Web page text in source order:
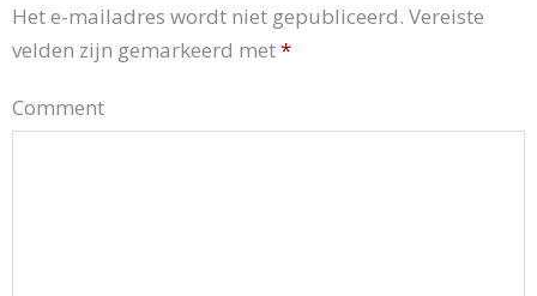
Het e-mailadres wordt niet gepubliceerd. Vereiste
velden zijn gemarkeerd met*
Comment